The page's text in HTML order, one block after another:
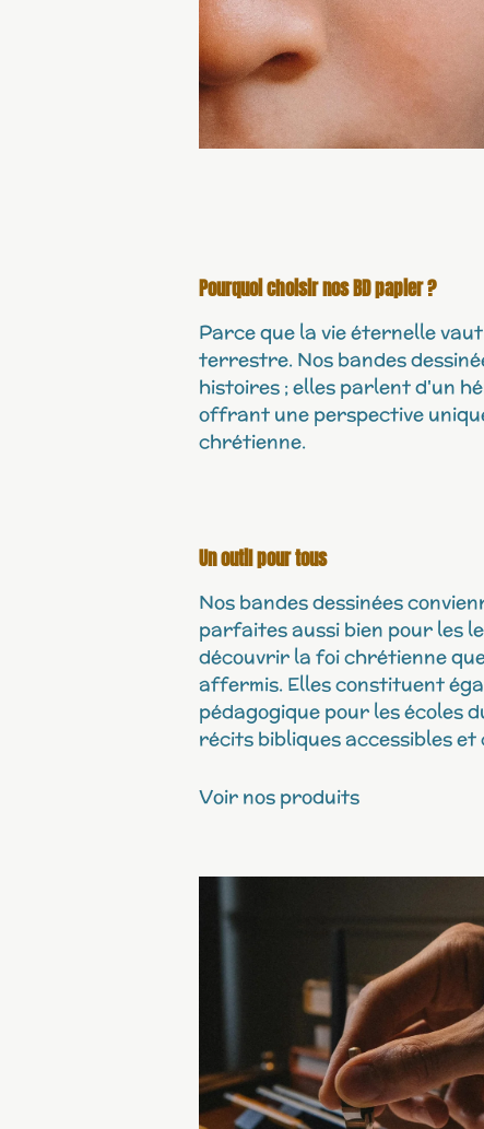
Pourquoi choisir nos BD papier ?
Parce que la vie éternelle
terrestre. Nos bandes
histoires ; elles parlent d'un
offrant une perspective
chrétienne.
Un outil pour tous
Nos bandes dessinées
parfaites aussi bien pour les
découvrir la foi chrétienne
affermis. Elles constituent
pédagogique pour les écoles
récits bibliques accessibles
Voir nos produits